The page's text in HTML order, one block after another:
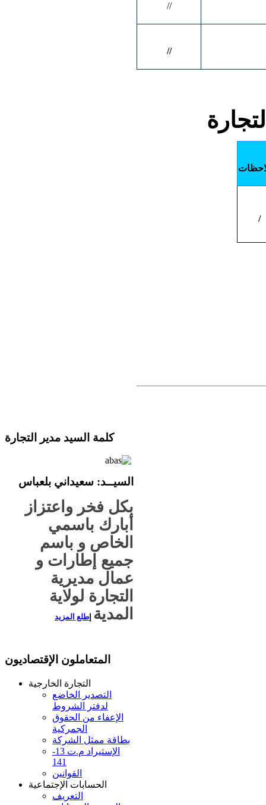
//
//
/
كلمة السيد مدير التجارة
السيــد: سعيداني بلعباس
بكل فخر واعتزاز
أبارك باسمي
الخاص و باسم
جميع إطارات و
عمال مديرية
التجارة لولاية
المدية طلع المزيد
المتعاملون الإقتصاديون
التجارة الخارجية
التصدير الخاضع
لدفتر الشروط
الإعفاء من الحقوق
الجمركية
بطاقة ممثل الشركة
الإستيراد م.ت 13-
141
القوانين
الحسابات الإجتماعية
التعريف